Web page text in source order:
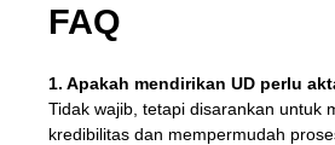
FAQ
1. Apakah mendirikan UD perlu
Tidak wajib, tetapi disarankan untuk
kredibilitas dan mempermudah